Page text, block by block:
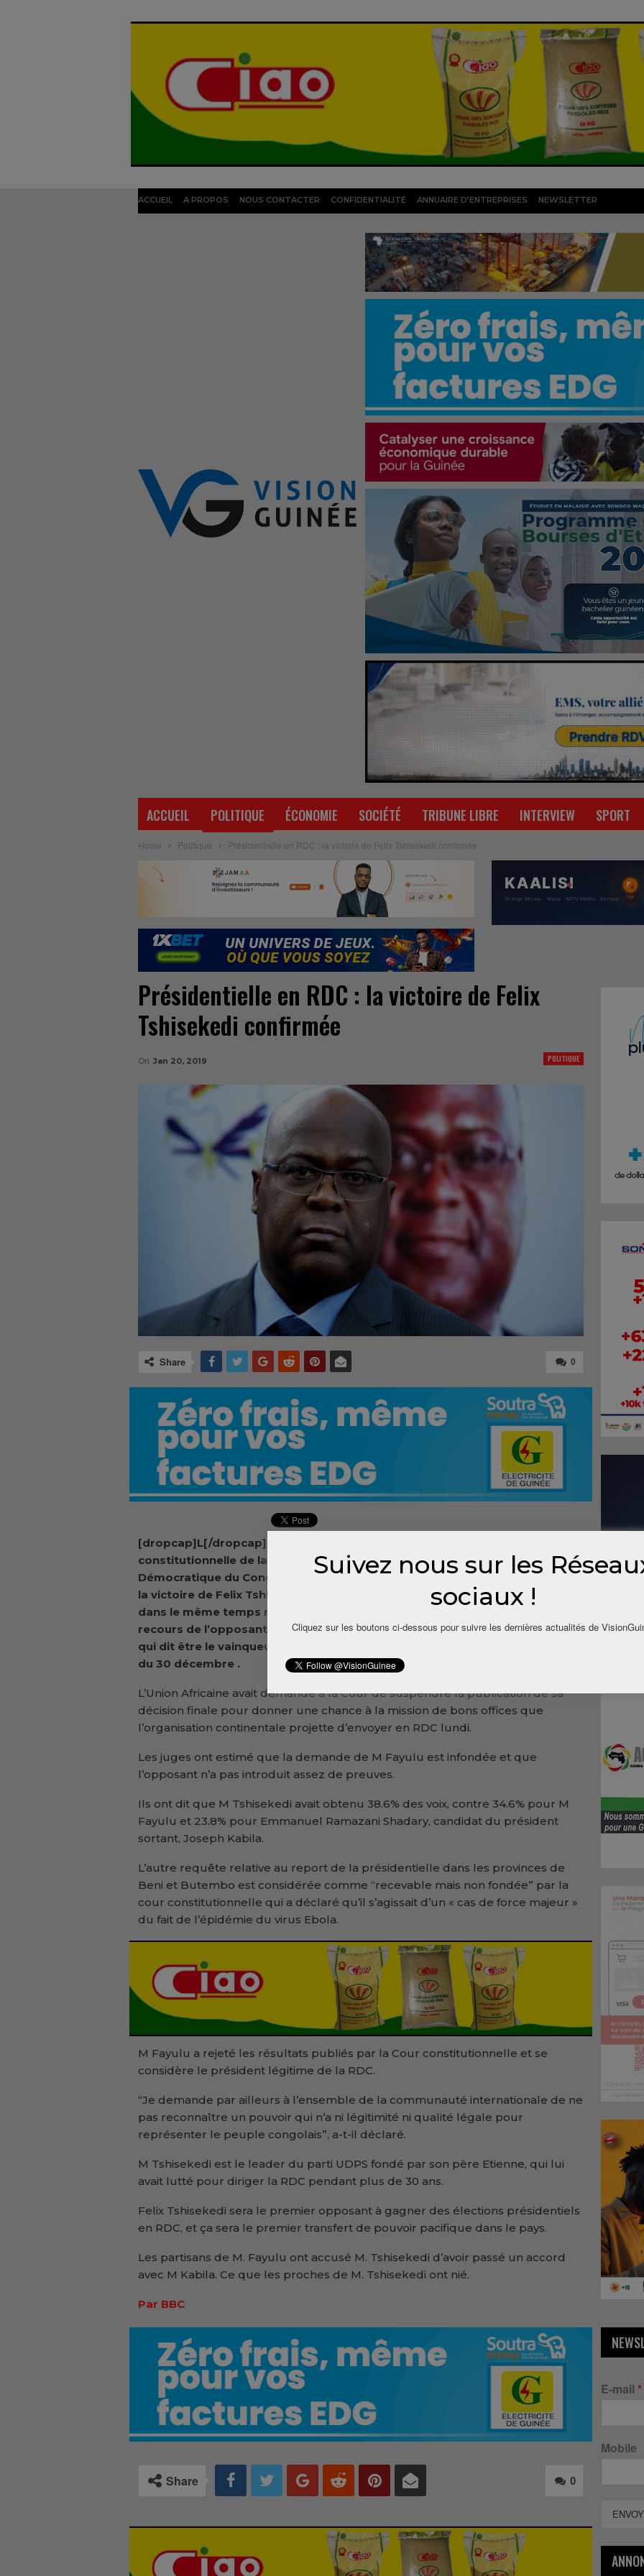
ACCUEIL A PROPOS NOUS CONTACTER CONFIDENTIALITÉ ANNUAIRE D’ENTREPRISES NEWSLETTER
ACCUEIL POLITIQUE ÉCONOMIE SOCIÉTÉ TRIBUNE LIBRE INTERVIEW SPORT
Home Politique Présidentielle en RDC : la victoire de Felix Tshisekedi confirmée
Présidentielle en RDC : la victoire de Felix
Tshisekedi confirmée
POLITIQUE
On Jan 20, 2019
0
Share
[dropcap]L[/dropcap]a Cour
constitutionnelle de la République
Démocratique du Congo a confirmé
la victoire de Felix Tshisekedi. Elle a
dans le même temps rejeté le
recours de l’opposant Martin Fayulu
qui dit être le vainqueur de l’élection
du 30 décembre .
L’Union Africaine avait demandé à la Cour de suspendre la publication de sa
décision finale pour donner une chance à la mission de bons offices que
l’organisation continentale projette d’envoyer en RDC lundi.
Les juges ont estimé que la demande de M Fayulu est infondée et que
l’opposant n’a pas introduit assez de preuves.
Ils ont dit que M Tshisekedi avait obtenu 38.6% des voix, contre 34.6% pour M
Fayulu et 23.8% pour Emmanuel Ramazani Shadary, candidat du président
sortant, Joseph Kabila.
L’autre requête relative au report de la présidentielle dans les provinces de
Beni et Butembo est considérée comme “recevable mais non fondée” par la
cour constitutionnelle qui a déclaré qu’il s’agissait d’un « cas de force majeur »
du fait de l’épidémie du virus Ebola.
M Fayulu a rejeté les résultats publiés par la Cour constitutionnelle et se
considère le président légitime de la RDC.
“Je demande par ailleurs à l’ensemble de la communauté internationale de ne
pas reconnaître un pouvoir qui n’a ni légitimité ni qualité légale pour
représenter le peuple congolais”, a-t-il déclaré.
M Tshisekedi est le leader du parti UDPS fondé par son père Etienne, qui lui
avait lutté pour diriger la RDC pendant plus de 30 ans.
Felix Tshisekedi sera le premier opposant à gagner des élections présidentiels
en RDC, et ça sera le premier transfert de pouvoir pacifique dans le pays.
Les partisans de M. Fayulu ont accusé M. Tshisekedi d’avoir passé un accord
avec M Kabila. Ce que les proches de M. Tshisekedi ont nié.
Par BBC
0
Share
E-mail *
Mobile
Suivez nous sur les
sociaux !
Cliquez sur les boutons ci-dessous pour suivre les dernières actualités de